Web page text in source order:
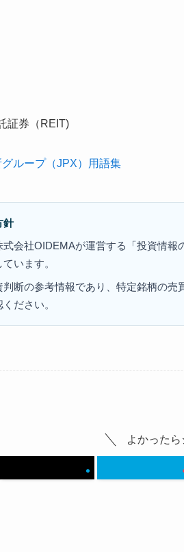
証券（REIT)
グループ（JPX）用語集
針
式会社OIDEMAが運営する「投資情
います。
断の参考情報であり、特定銘柄の売
ださい。
よかったら